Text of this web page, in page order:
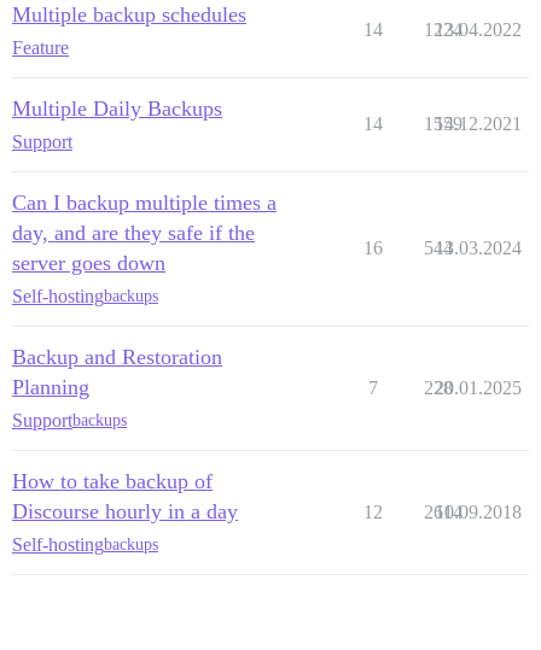
Multiple backup schedules
Feature
14 1224
13.04.2022
Multiple Daily Backups
Support
14 1559
14.12.2021
Can I backup multiple times a
day, and are they safe if the
server goes down
Self-hostingbackups
16 544
13.03.2024
Backup and Restoration
Planning
Supportbackups
7 228
20.01.2025
How to take backup of
Discourse hourly in a day
Self-hostingbackups
12 2614
10.09.2018